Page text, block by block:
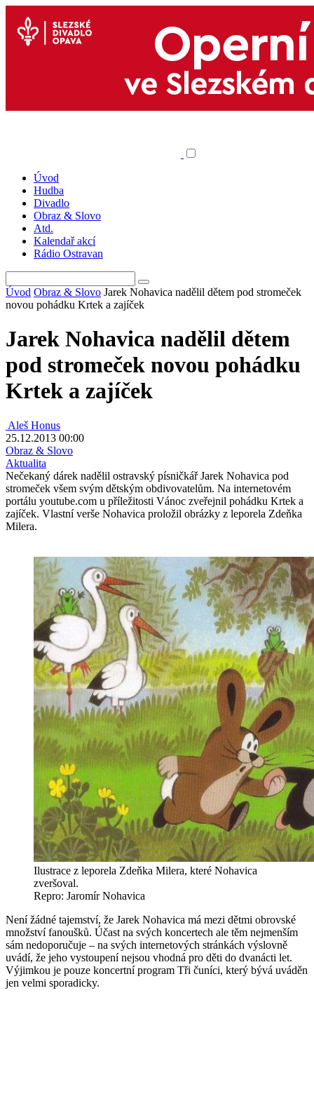
Úvod
Hudba
Divadlo
Obraz & Slovo
Atd.
Kalendař akcí
Rádio Ostravan
Úvod Obraz & Slovo Jarek Nohavica nadělil dětem pod stromeček
novou pohádku Krtek a zajíček
Jarek Nohavica nadělil dětem
pod stromeček novou pohádku
Krtek a zajíček
Aleš Honus
25.12.2013 00:00
Obraz & Slovo
Aktualita
Nečekaný dárek nadělil ostravský písničkář Jarek Nohavica pod
stromeček všem svým dětským obdivovatelům. Na internetovém
portálu youtube.com u příležitosti Vánoc zveřejnil pohádku Krtek a
zajíček. Vlastní verše Nohavica proložil obrázky z leporela Zdeňka
Milera.
Ilustrace z leporela Zdeňka Milera, které Nohavica
zveršoval.
Repro: Jaromír Nohavica
Není žádné tajemství, že Jarek Nohavica má mezi dětmi obrovské
množství fanoušků. Účast na svých koncertech ale těm nejmenším
sám nedoporučuje – na svých internetových stránkách výslovně
uvádí, že jeho vystoupení nejsou vhodná pro děti do dvanácti let.
Výjimkou je pouze koncertní program Tři čuníci, který bývá uváděn
jen velmi sporadicky.